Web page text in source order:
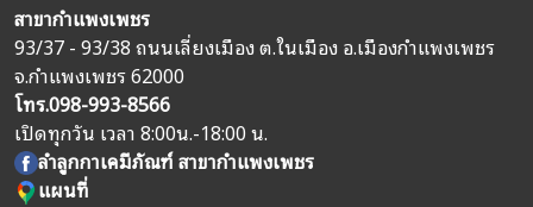
สาขากำแพงเพชร
93/37 - 93/38 ถนนเลี่ยงเมือง ต.ในเมือง อ.เมืองกำแพงเพชร
จ.กำแพงเพชร 62000
โทร.098-993-8566
เปิดทุกวัน เวลา 8:00น.-18:00 น.
ลำลูกกาเคมีภัณฑ์ สาขากำแพงเพชร
แผนที่